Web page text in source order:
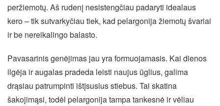
peržiemotų. Aš rudenį nesistengčiau padaryti idealaus
kero – tik sutvarkyčiau tiek, kad pelargonija žiemotų švariai
ir be nereikalingo balasto.
Pavasarinis genėjimas jau yra formuojamasis. Kai dienos
ilgėja ir augalas pradeda leisti naujus ūglius, galima
drąsiau patrumpinti ištįsusius stiebus. Tai skatina
šakojimąsi, todėl pelargonija tampa tankesnė ir vėliau